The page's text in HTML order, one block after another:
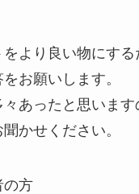
より良い物にす
お願いします。
あったと思いま
かせください。
方